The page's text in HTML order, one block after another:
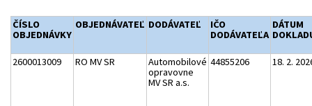
ČÍSLO
OBJEDNÁVKY
OBJEDNÁVATEĽ DODÁVATEĽ
IČO
DODÁVATEĽA
DÁTUM
2600013009 RO MV SR
Automobilové
opravovne
MV SR a.s.
44855206 18. 2.